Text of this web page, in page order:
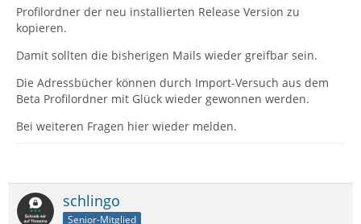
Profilordner der neu installierten Release Version zu
kopieren.
Damit sollten die bisherigen Mails wieder greifbar sein.
Die Adressbücher können durch Import-Versuch aus dem
Beta Profilordner mit Glück wieder gewonnen werden.
Bei weiteren Fragen hier wieder melden.
schlingo
Senior-Mitglied